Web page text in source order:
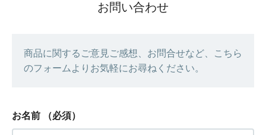
お問い合わせ
商品に関するご意見ご感想、お問合せなど、こちら
のフォームよりお気軽にお尋ねください。
お名前 （必須）